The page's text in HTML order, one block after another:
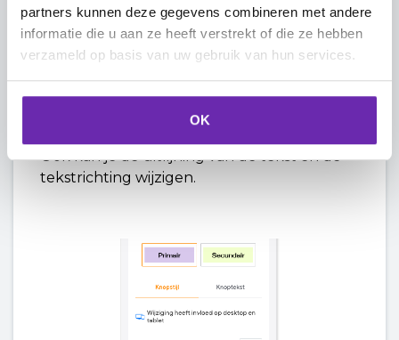
partners kunnen deze gegevens combineren met andere
informatie die u aan ze heeft verstrekt of die ze hebben
verzameld op basis van uw gebruik van hun services.
OK
Je kan hier hetlettertype,lettergrootteen
dekleurvan je teksten wijzigen.
DeB,UenIknopjes stellen je in staat de
tekstdik,onderstreeptófschuinte
Ook kan je de uitlijning van de tekst én de
tekstrichting wijzigen.